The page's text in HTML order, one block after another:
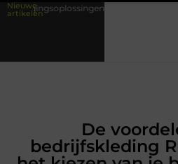
Nieuwe
artikelen
kennis uit de praktijk
De
bedrijfskleding